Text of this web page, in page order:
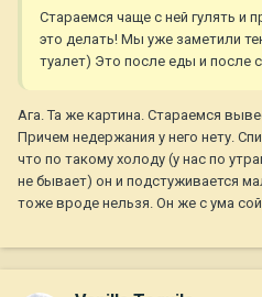
Стараемся чаще с ней гулять и
это делать! Мы уже заметили
туалет) Это после еды и после
Ага. Та же картина. Стараемся
Причем недержания у него нету.
что по такому холоду (у нас по
не бывает) он и подстуживается
тоже вроде нельзя. Он же с ума